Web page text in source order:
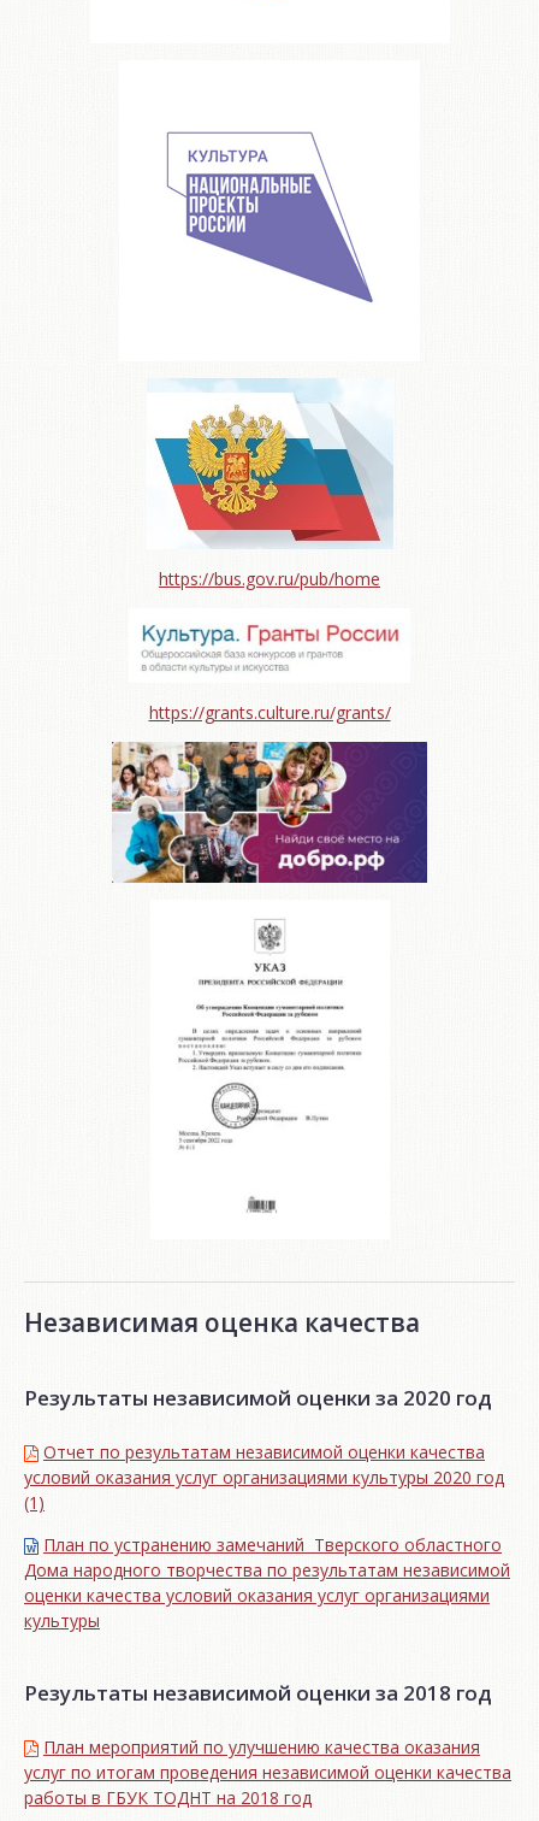
https://bus.gov.ru/pub/home
https://grants.culture.ru/grants/
Независимая оценка качества
Результаты независимой оценки за 2020 год
Отчет по результатам независимой оценки качества
условий оказания услуг организациями культуры 2020 год
(1)
План по устранению замечаний Тверского областного
Дома народного творчества по результатам независимой
оценки качества условий оказания услуг организациями
культуры
Результаты независимой оценки за 2018 год
План мероприятий по улучшению качества оказания
услуг по итогам проведения независимой оценки качества
работы в ГБУК ТОДНТ на 2018 год